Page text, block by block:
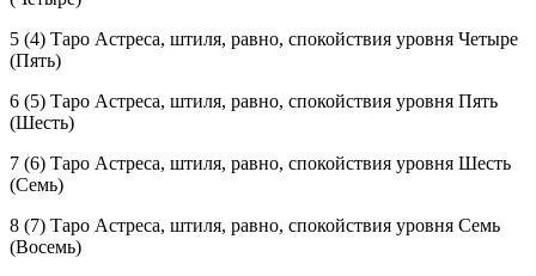
5 (4) Таро Астреса, штиля, равно, спокойствия уровня Четыре
(Пять)
6 (5) Таро Астреса, штиля, равно, спокойствия уровня Пять
(Шесть)
7 (6) Таро Астреса, штиля, равно, спокойствия уровня Шесть
(Семь)
8 (7) Таро Астреса, штиля, равно, спокойствия уровня Семь
(Восемь)